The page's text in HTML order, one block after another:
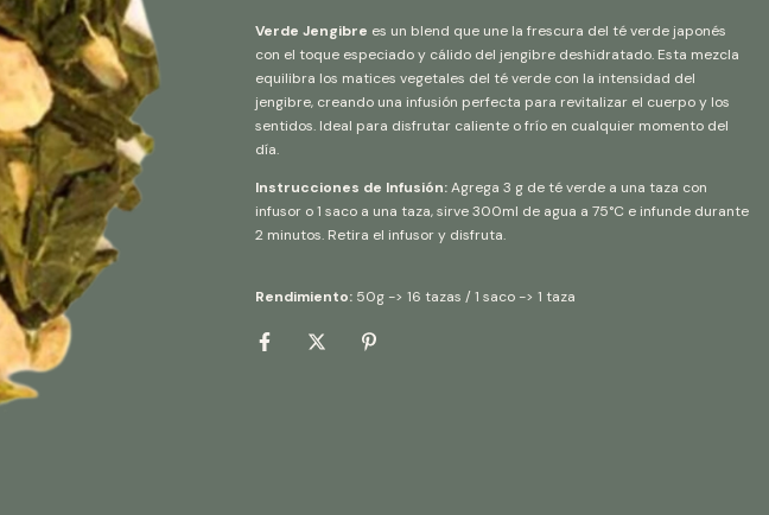
Verde Jengibre es un blend que une la frescura del té verde japonés
con el toque especiado y cálido del jengibre deshidratado. Esta mezcla
equilibra los matices vegetales del té verde con la intensidad del
jengibre, creando una infusión perfecta para revitalizar el cuerpo y los
sentidos. Ideal para disfrutar caliente o frío en cualquier momento del
día.
Instrucciones de Infusión:Agrega 3 g de té verde a una taza con
infusor o 1 saco a una taza, sirve 300ml de agua a 75°C e infunde durante
2 minutos. Retira el infusor y disfruta.
Rendimiento: 50g -> 16 tazas / 1 saco -> 1 taza